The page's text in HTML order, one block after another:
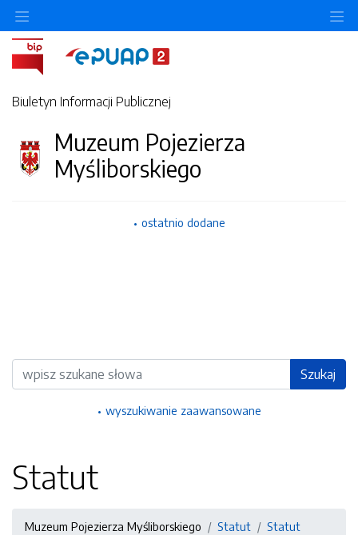
Biuletyn Informacji Publicznej
Muzeum Pojezierza
Myśliborskiego
ostatnio dodane
Wyszukiwarka Szukaj
wyszukiwanie zaawansowane
Statut
Muzeum Pojezierza Myśliborskiego Statut Statut